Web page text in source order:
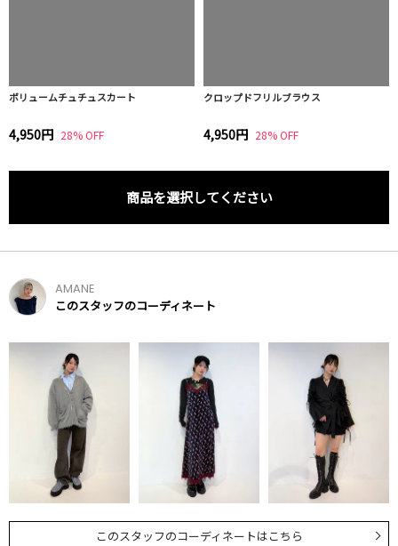
ボリュームチュチュスカート
4,950円 28% OFF
クロップドフリルブラウス
4,950円 28% OFF
商品を選択してください
AMANE
このスタッフのコーディネート
このスタッフのコーディネートはこちら